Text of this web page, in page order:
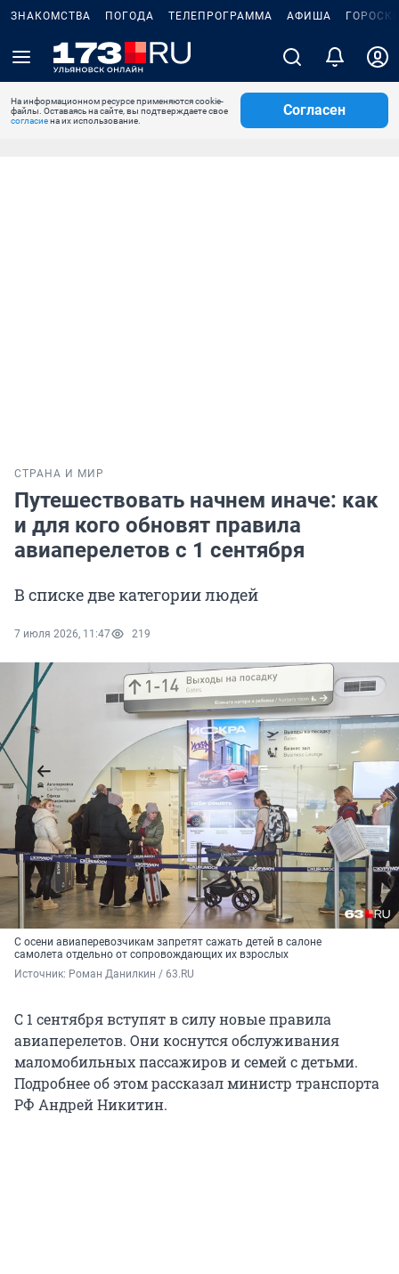
ЗНАКОМСТВА ПОГОДА ТЕЛЕПРОГРАММА АФИША
На информационном ресурсе применяются cookie-
файлы. Оставаясь на сайте, вы подтверждаете свое
согласиена их использование.
Согласен
СТРАНА И МИР
Путешествовать начнем иначе: как
и для кого обновят правила
авиаперелетов с 1 сентября
В списке две категории людей
7 июля 2026, 11:47 219
С осени авиаперевозчикам запретят сажать детей в салоне
самолета отдельно от сопровождающих их взрослых
Источник: Роман Данилкин / 63.RU
С 1 сентября вступят в силу новые правила
авиаперелетов. Они коснутся обслуживания
маломобильных пассажиров и семей с детьми.
Подробнее об этом рассказал министр транспорта
РФ Андрей Никитин.